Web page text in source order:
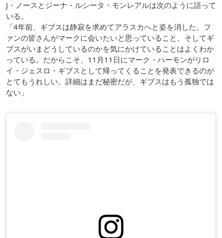
J・ノースとジーナ・ルシータ・モンレアルは次のように語って
いる。
「4年前、ギブスは静寂を求めてアラスカへと姿を消した。フ
ァンの皆さんがマークに会いたいと思っていること、そしてギ
ブスがいまどうしているのかを気にかけていることはよくわか
っている。だからこそ、11月11日にマーク・ハーモンがリロ
イ・ジェスロ・ギブスとして帰ってくることを発表できるのが
とてもうれしい。詳細はまだ秘密だが、ギブスはもう孤独では
ない」